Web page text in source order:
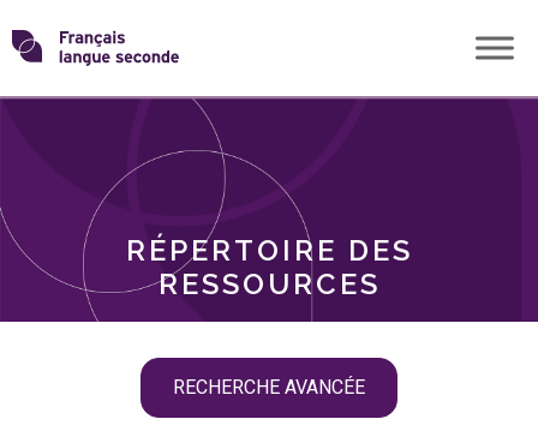
Skip
toTransformons
langue
RÉPERTOIRE DES
RESSOURCES
RECHERCHE AVANCÉE
THÈMES